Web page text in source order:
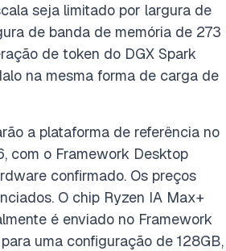
seja limitado por largura de
de banda de memória de 273
de token do DGX Spark
na mesma forma de carga de
a plataforma de referência no
com o Framework Desktop
confirmado. Os preços
O chip Ryzen IA Max+
é enviado no Framework
uma configuração de 128GB,